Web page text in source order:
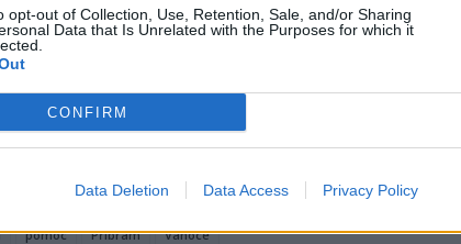
opt-out of Collection, Use, Retention, Sale, and/or Sharing
Data that Is Unrelated with the Purposes for which it
CONFIRM
Data Deletion Data Access Privacy Policy
PREZENTACI]
pomoc Příbram Vánoce